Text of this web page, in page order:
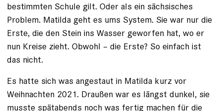
bestimmten Schule gilt. Oder als ein sächsisches
Problem. Matilda geht es ums System. Sie war nur die
Erste, die den Stein ins Wasser ­geworfen hat, wo er
nun Kreise zieht. Obwohl – die Erste? So einfach ist
das nicht.
Es hatte sich was angestaut in Matilda kurz vor
Weihnachten 2021. Draußen war es längst dunkel, sie
musste spätabends noch was fertig machen für die